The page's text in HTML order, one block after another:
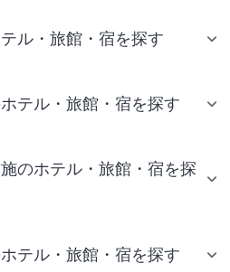
ル・旅館・宿を探す
テル・旅館・宿を探す
のホテル・旅館・宿を探
テル・旅館・宿を探す